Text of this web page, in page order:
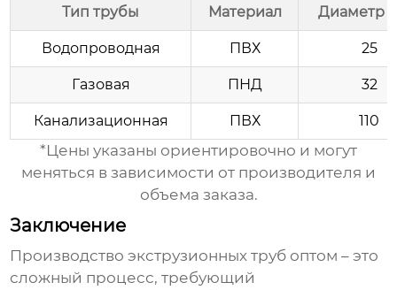
Тип трубы Материал Диаметр
Водопроводная ПВХ 25
Газовая ПНД 32
Канализационная ПВХ 110
*Цены указаны ориентировочно и могут
меняться в зависимости от производителя и
объема заказа.
Заключение
Производство экструзионных труб оптом – это
сложный процесс, требующий